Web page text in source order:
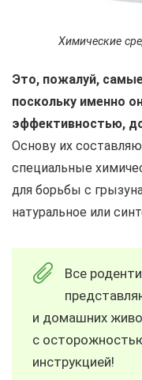
Химические
Это, пожалуй,
поскольку именно
эффективностью,
Основу их
специальные
для борьбы с
натуральное или
Все
и домашних
с
инструкцией!